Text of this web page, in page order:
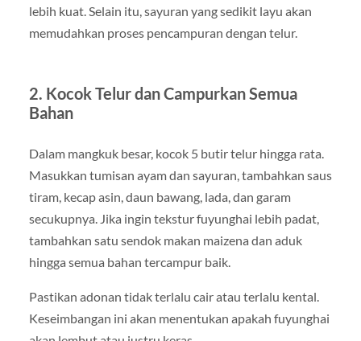
lebih kuat. Selain itu, sayuran yang sedikit layu akan
memudahkan proses pencampuran dengan telur.
2. Kocok Telur dan Campurkan Semua
Bahan
Dalam mangkuk besar, kocok 5 butir telur hingga rata.
Masukkan tumisan ayam dan sayuran, tambahkan saus
tiram, kecap asin, daun bawang, lada, dan garam
secukupnya. Jika ingin tekstur fuyunghai lebih padat,
tambahkan satu sendok makan maizena dan aduk
hingga semua bahan tercampur baik.
Pastikan adonan tidak terlalu cair atau terlalu kental.
Keseimbangan ini akan menentukan apakah fuyunghai